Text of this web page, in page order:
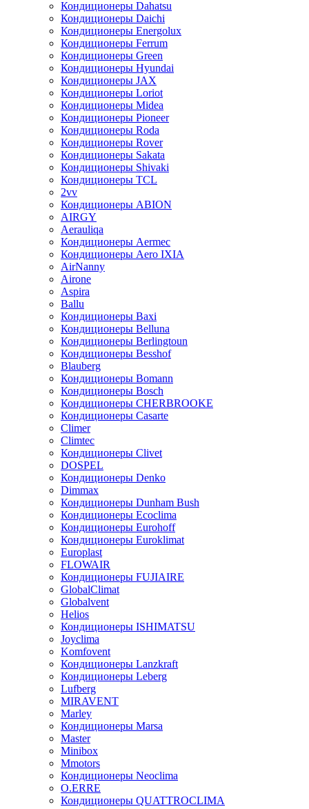
Кондиционеры Dahatsu
Кондиционеры Daichi
Кондиционеры Energolux
Кондиционеры Ferrum
Кондиционеры Green
Кондиционеры Hyundai
Кондиционеры JAX
Кондиционеры Loriot
Кондиционеры Midea
Кондиционеры Pioneer
Кондиционеры Roda
Кондиционеры Rover
Кондиционеры Sakata
Кондиционеры Shivaki
Кондиционеры TCL
2vv
Кондиционеры ABION
AIRGY
Aerauliqa
Кондиционеры Aermec
Кондиционеры Aero IXIA
AirNanny
Airone
Aspira
Ballu
Кондиционеры Baxi
Кондиционеры Belluna
Кондиционеры Berlingtoun
Кондиционеры Besshof
Blauberg
Кондиционеры Bomann
Кондиционеры Bosch
Кондиционеры CHERBROOKE
Кондиционеры Casarte
Climer
Climtec
Кондиционеры Clivet
DOSPEL
Кондиционеры Denko
Dimmax
Кондиционеры Dunham Bush
Кондиционеры Ecoclima
Кондиционеры Eurohoff
Кондиционеры Euroklimat
Europlast
FLOWAIR
Кондиционеры FUJIAIRE
GlobalClimat
Globalvent
Helios
Кондиционеры ISHIMATSU
Joyclima
Komfovent
Кондиционеры Lanzkraft
Кондиционеры Leberg
Lufberg
MIRAVENT
Marley
Кондиционеры Marsa
Master
Minibox
Mmotors
Кондиционеры Neoclima
O.ERRE
Кондиционеры QUATTROCLIMA